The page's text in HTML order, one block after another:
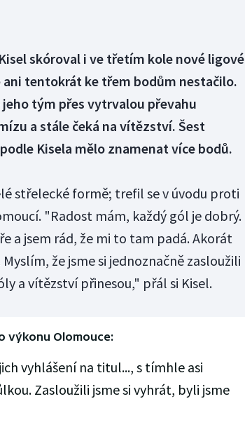
skóroval i ve třetím kole nové ligové
tentokrát ke třem bodům nestačilo.
tým přes vytrvalou převahu
a stále čeká na vítězství. Šest
Kisela mělo znamenat více bodů.
střelecké formě; trefil se v úvodu proti
"Radost mám, každý gól je dobrý.
a jsem rád, že mi to tam padá. Akorát
že jsme si jednoznačně zasloužili
a vítězství přinesou," přál si Kisel.
výkonu Olomouce:
vyhlášení na titul..., s tímhle asi
Zasloužili jsme si vyhrát, byli jsme